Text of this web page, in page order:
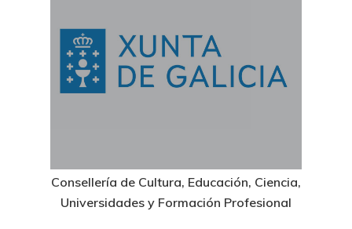
Consellería de Cultura, Educación, Ciencia,
Universidades y Formación Profesional